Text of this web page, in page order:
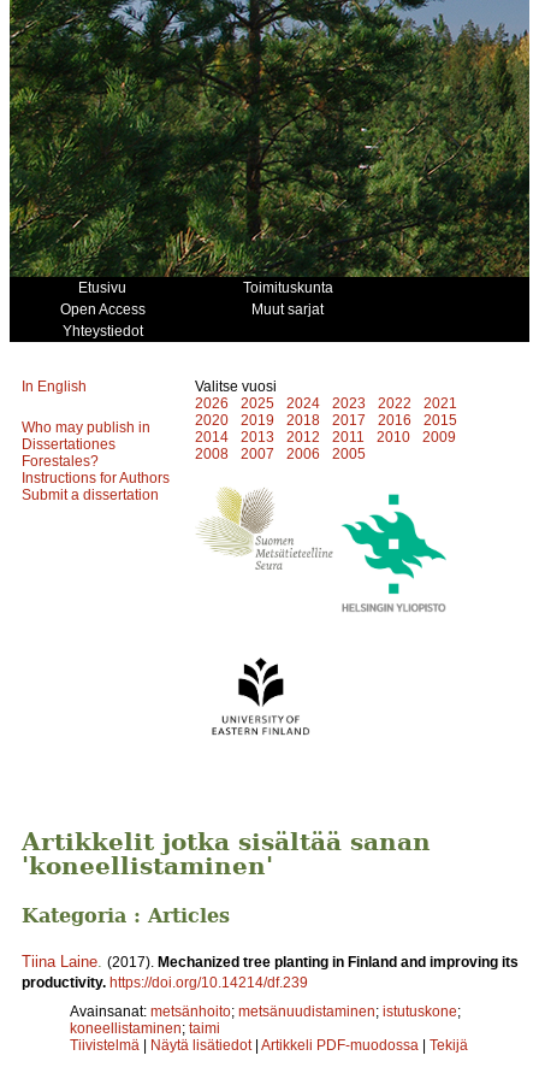
Etusivu
Toimituskunta
Open Access
Muut sarjat
Yhteystiedot
In English
Who may publish in
Dissertationes
Forestales?
Instructions for Authors
Submit a dissertation
Valitse vuosi
2026
2025 2024 2023 2022
2021
2020
2019 2018 2017 2016
2015
2014
2013 2012 2011 2010
2009
2008
2007 2006 2005
Artikkelit jotka sisältää sanan
'koneellistaminen'
Kategoria : Articles
Tiina Laine (2017). Mechanized tree planting in Finland and improving its
productivity. https://doi.org/10.14214/df.239
Avainsanat: metsänhoito; metsänuudistaminen; istutuskone;
koneellistaminen; taimi
Tiivistelmä | Näytä lisätiedot | Artikkeli PDF-muodossa | Tekijä